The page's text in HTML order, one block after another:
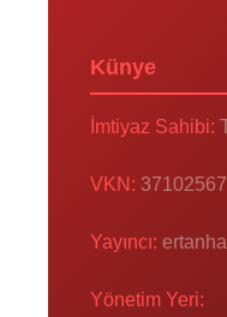
Künye
İmtiyaz Sahibi:
VKN:
Yayıncı:
Yönetim Yeri: